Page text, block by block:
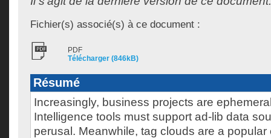
Fichier(s) associé(s) à ce document :
PDF
Télécharger (846kB)
Résumé
Increasingly, business projects are
Intelligence tools must support ad-lib data
perusal. Meanwhile, tag clouds are a